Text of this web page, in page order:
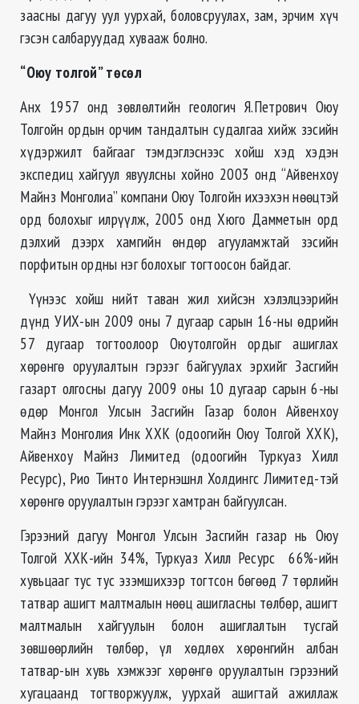
заасны дагуу уул уурхай, боловсруулах, зам, эрчим хүч
гэсэн салбаруудад хувааж болно.
“Оюу толгой” төсөл
Анх 1957 онд зөвлөлтийн геологич Я.Петрович Оюу
Толгойн ордын орчим тандалтын судалгаа хийж зэсийн
хүдэржилт байгааг тэмдэглэснээс хойш хэд хэдэн
экспедиц хайгуул явуулсны хойно 2003 онд “Айвенхоу
Майнз Монголиа” компани Оюу Толгойн ихээхэн нөөцтэй
орд болохыг илрүүлж, 2005 онд Хюго Дамметын орд
дэлхий дээрх хамгийн өндөр агууламжтай зэсийн
порфитын ордны нэг болохыг тогтоосон байдаг.
Үүнээс хойш нийт таван жил хийсэн хэлэлцээрийн
дүнд УИХ-ын 2009 оны 7 дугаар сарын 16-ны өдрийн
57 дугаар тогтоолоор Оюутолгойн ордыг ашиглах
хөрөнгө оруулалтын гэрээг байгуулах эрхийг Засгийн
газарт олгосны дагуу 2009 оны 10 дугаар сарын 6-ны
өдөр Монгол Улсын Засгийн Газар болон Айвенхоу
Майнз Монголия Инк ХХК (одоогийн Оюу Толгой ХХК),
Айвенхоу Майнз Лимитед (одоогийн Туркуаз Хилл
Ресурс), Рио Тинто Интернэшнл Холдингс Лимитед-тэй
хөрөнгө оруулалтын гэрээг хамтран байгуулсан.
Гэрээний дагуу Монгол Улсын Засгийн газар нь Оюу
Толгой ХХК-ийн 34%, Туркуаз Хилл Ресурс 66%-ийн
хувьцааг тус тус эзэмшихээр тогтсон бөгөөд 7 төрлийн
татвар ашигт малтмалын нөөц ашигласны төлбөр, ашигт
малтмалын хайгуулын болон ашиглалтын тусгай
зөвшөөрлийн төлбөр, үл хөдлөх хөрөнгийн албан
татвар-ын хувь хэмжээг хөрөнгө оруулалтын гэрээний
хугацаанд тогтворжуулж, уурхай ашигтай ажиллаж